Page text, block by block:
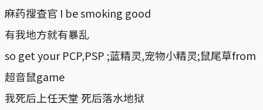
麻药搜查官 I be smoking good
有我地方就有暴乱
so get your PCP,PSP ;蓝精灵,宠物小精灵;鼠尾草from
超音鼠game
我死后上任天堂 死后落水地狱